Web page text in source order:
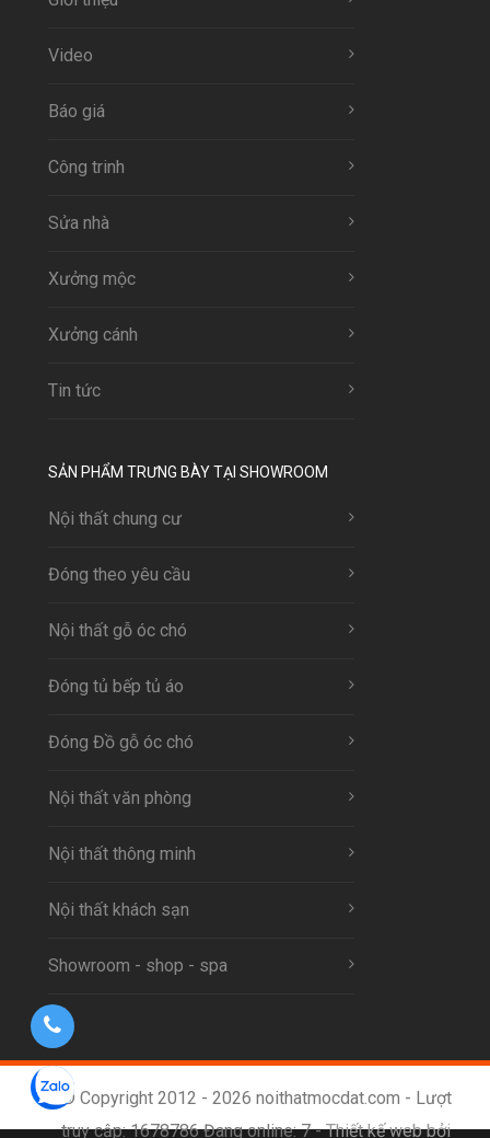
Video
Báo giá
Công trinh
Sửa nhà
Xưởng mộc
Xưởng cánh
Tin tức
SẢN PHẨM TRƯNG BÀY TẠI SHOWROOM
Nội thất chung cư
Đóng theo yêu cầu
Nội thất gỗ óc chó
Đóng tủ bếp tủ áo
Đóng Đồ gỗ óc chó
Nội thất văn phòng
Nội thất thông minh
Nội thất khách sạn
Showroom - shop - spa
© Copyright 2012 - 2026 noithatmocdat.com - Lượt
truy cập: 1678786 Đang online: 7 -Thiết kế web bởi